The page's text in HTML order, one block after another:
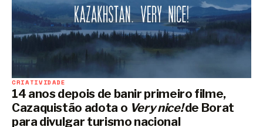
CRIATIVIDADE
14 anos depois de banir primeiro filme,
Cazaquistão adota o Very nice!de Borat
para divulgar turismo nacional